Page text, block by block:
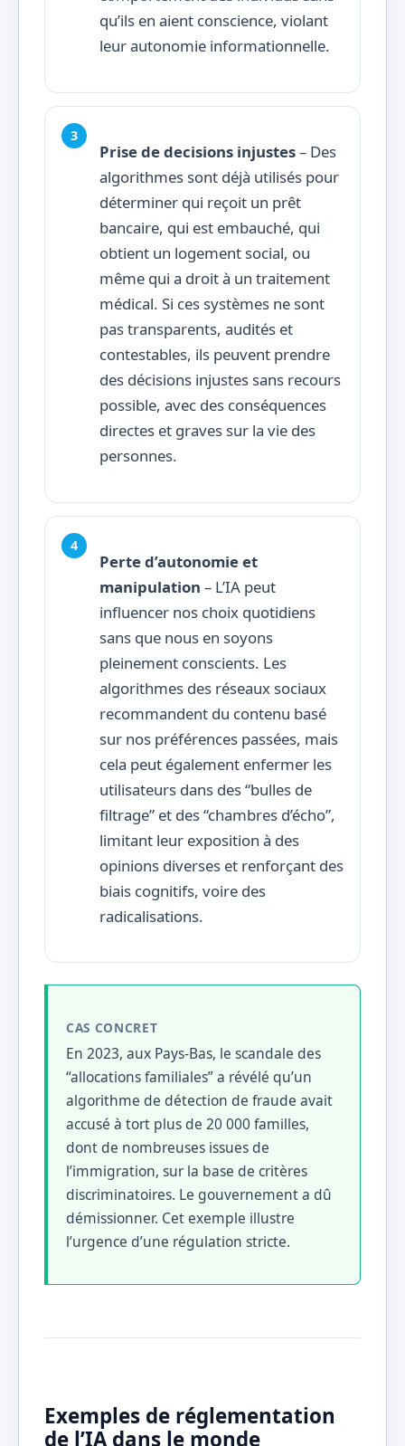
qu’ils en aient conscience, violant
leur autonomie informationnelle.
Prise de decisions injustes– Des
algorithmes sont déjà utilisés pour
déterminer qui reçoit un prêt
bancaire, qui est embauché, qui
obtient un logement social, ou
même qui a droit à un traitement
médical. Si ces systèmes ne sont
pas transparents, audités et
contestables, ils peuvent prendre
des décisions injustes sans recours
possible, avec des conséquences
directes et graves sur la vie des
personnes.
Perte d’autonomie et
manipulation – L’IA peut
influencer nos choix quotidiens
sans que nous en soyons
pleinement conscients. Les
algorithmes des réseaux sociaux
recommandent du contenu basé
sur nos préférences passées, mais
cela peut également enfermer les
utilisateurs dans des “bulles de
filtrage” et des “chambres d’écho”,
limitant leur exposition à des
opinions diverses et renforçant des
biais cognitifs, voire des
radicalisations.
CAS CONCRET
En 2023, aux Pays-Bas, le scandale des
“allocations familiales” a révélé qu’un
algorithme de détection de fraude avait
accusé à tort plus de 20 000 familles,
dont de nombreuses issues de
l’immigration, sur la base de critères
discriminatoires. Le gouvernement a dû
démissionner. Cet exemple illustre
l’urgence d’une régulation stricte.
Exemples de réglementation
de l’IA dans le monde